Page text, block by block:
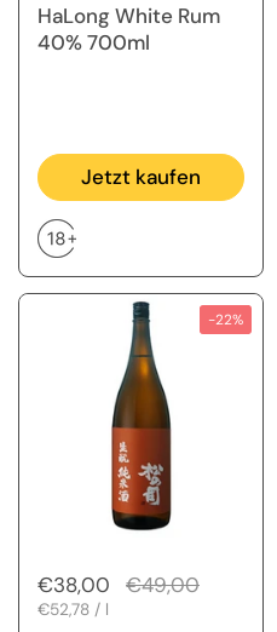
HaLong White Rum
40% 700ml
Jetzt kaufen
Regulärer Preis
€38,00 Sale-Preis
€49,00
Stückpreis
€52,78 / l
-22%